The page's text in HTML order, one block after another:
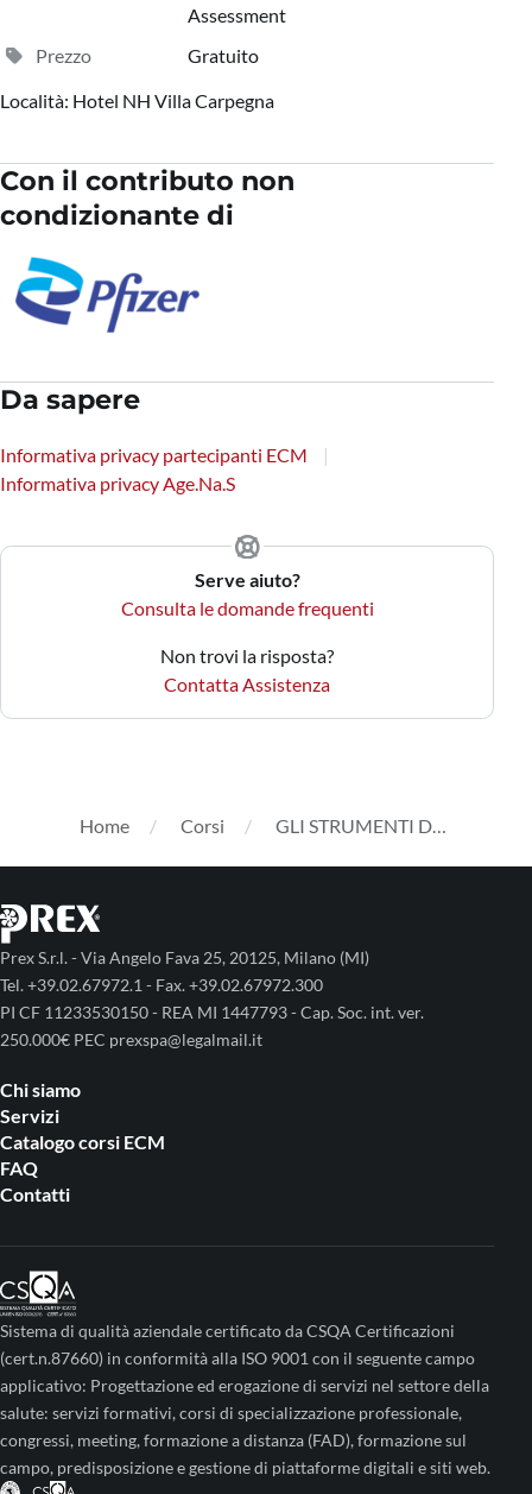
Assessment
Prezzo
Gratuito
Località: Hotel NH Villa Carpegna
Con il contributo non
condizionante di
Da sapere
Informativa privacy partecipanti ECM
Informativa privacy Age.Na.S
Serve aiuto?
Consulta le domande frequenti
Non trovi la risposta?
Contatta Assistenza
Home Corsi GLI STRUMENTI DELLâ€™HTA: DALLâ€™EPIDEMIOLOGIA, AGLI ASPETTI ECONOMICI A QUELLI ORGANIZZATIVI
Prex S.r.l. - Via Angelo Fava 25, 20125, Milano (MI)
Tel. +39.02.67972.1 - Fax. +39.02.67972.300
PI CF 11233530150 - REA MI 1447793 - Cap. Soc. int. ver.
250.000€ PEC prexspa@legalmail.it
Chi siamo
Servizi
Catalogo corsi ECM
FAQ
Contatti
Sistema di qualità aziendale certificato da CSQA Certificazioni
(cert.n.87660) in conformità alla ISO 9001 con il seguente campo
applicativo: Progettazione ed erogazione di servizi nel settore della
salute: servizi formativi, corsi di specializzazione professionale,
congressi, meeting, formazione a distanza (FAD), formazione sul
campo, predisposizione e gestione di piattaforme digitali e siti web.